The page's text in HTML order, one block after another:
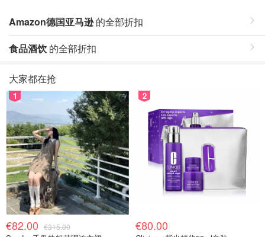
Amazon德国亚马逊的全部折扣
食品酒饮 的全部折扣
大家都在抢
1
€82.00 €315.00
2
€80.00